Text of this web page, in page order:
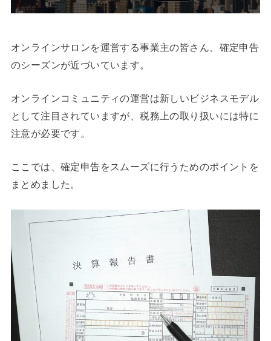
オンラインサロンを運営する事業主の皆さん、確定申告
のシーズンが近づいています。
オンラインコミュニティの運営は新しいビジネスモデル
として注目されていますが、税務上の取り扱いには特に
注意が必要です。
ここでは、確定申告をスムーズに行うためのポイントを
まとめました。